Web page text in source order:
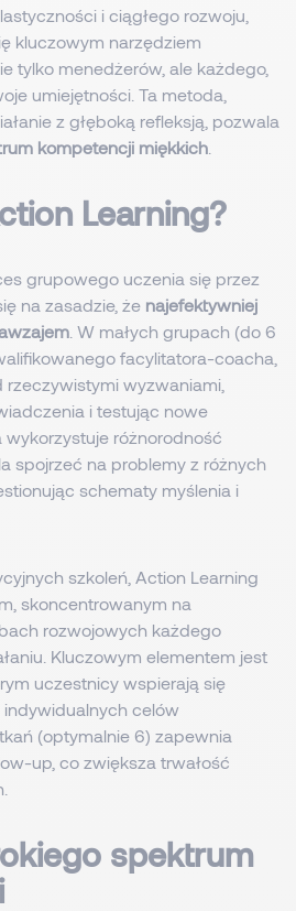
i ciągłego rozwoju,
kluczowym narzędziem
tylko menedżerów, ale każdego,
umiejętności. Ta metoda,
z głęboką refleksją, pozwala
kompetencji miękkich
Learning?
grupowego uczenia się przez
na zasadzie, że najefektywniej
. W małych grupach (do 6
facylitatora-coacha,
wyzwaniami,
i testując nowe
różnorodność
spojrzeć na problemy z różnych
schematy myślenia i
szkoleń, Action Learning
skoncentrowanym na
rozwojowych każdego
Kluczowym elementem jest
uczestnicy wspierają się
celów
(optymalnie 6) zapewnia
up, co zwiększa trwałość
spektrum